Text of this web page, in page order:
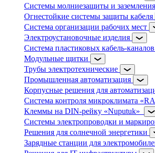
Системы молниезащиты и заземления
Огнестойкие системы защиты кабеля
Система организации рабочих мест
Электроустановочные изделия
Система пластиковых кабель-каналов
Модульные щитки
Трубы электротехнические
Промышленная автоматизация
Корпусные решения для
Система контроля микроклимата
Клеммы на DIN-рейку «Nuputuk»
Системы электропроводки и
Решения для солнечной энергетики
Зарядные станции для